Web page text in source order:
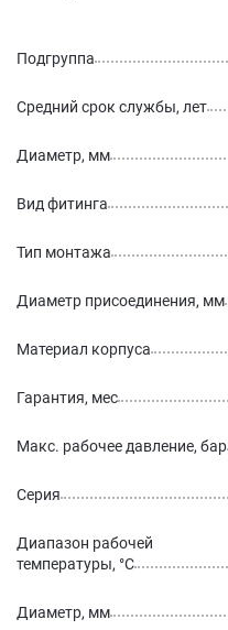
Подгруппа
Средний срок службы, лет
Диаметр, мм
Вид фитинга
Тип монтажа
Диаметр присоединения, мм
Материал корпуса
Гарантия, мес
Макс. рабочее давление, бар
Серия
Диапазон рабочей
температуры, °С
Диаметр, мм